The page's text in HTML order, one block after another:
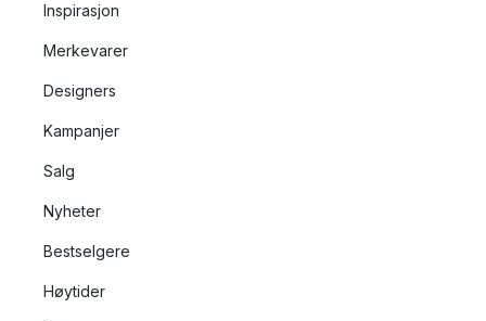
Inspirasjon
Merkevarer
Designers
Kampanjer
Salg
Nyheter
Bestselgere
Høytider